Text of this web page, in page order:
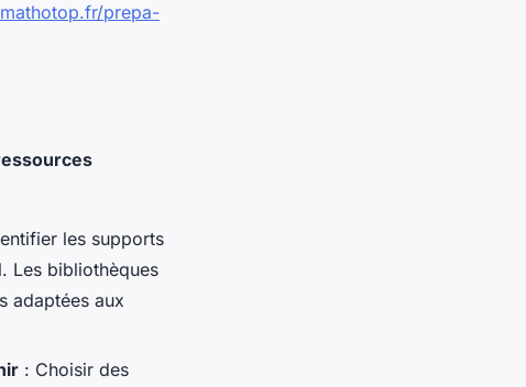
prepa-
les supports
Les bibliothèques
adaptées aux
: Choisir des